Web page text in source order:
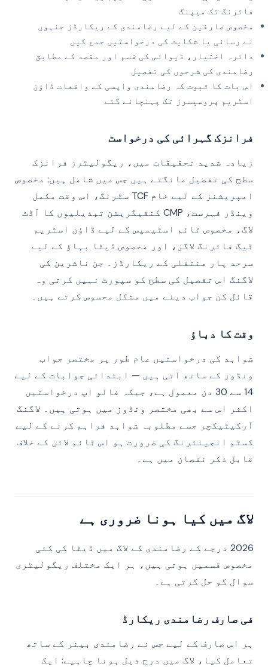
فائرنگ تک میپنگ
مخصوص صارفین کے لیے رضامندی کے ریکارڈز جنہوں
نے رسائی یا شکایت کی درخواستیں جمع کیں
دائرہ اختیار، ڈیوائس کی قسم اور مقصد کے مطابق
رضامندی کی شرحوں کی تفصیل
اس بات کا ثبوت کہ رضامندی واپسی کے واقعات ڈاؤن
اسٹریم پروسیسرز تک پہنچائے گئے
فرانزک گہرائی کی درخواست
زیادہ شدید تحقیقات میں، ریگولیٹرز فرانزک
سطح کی تفصیل مانگتے ہیں جس میں شامل ہیں: مخصوص
امپریشنز کے لیے خام TCF سٹرنگ، اس وقت مکمل
وینڈر فہرست، CMP کنفیگریشن تبدیلیوں کا آڈٹ
لاگ، مخصوص ٹائم اسٹیمپس کے لیے ڈاؤن اسٹریم
ٹیگ فائرنگ لاگز، اور مخصوص ڈیٹا بہاؤ کے لیے
سرحد پار منتقلی کے ریکارڈز۔ جن ناشرین کی
لاگنگ اس تفصیل کی سطح کو سپورٹ نہیں کرتی وہ
قائل کن جواب دینے میں مشکل محسوس کرتے ہیں۔
وقت کا دباؤ
شواہد کی درخواستیں عام طور پر مختصر جواب
ونڈوز کے ساتھ آتی ہیں — ابتدائی جوابات کے لیے
14 سے 30 دن معمول ہے، جبکہ فالو اپ درخواستیں
اکثر اس سے بھی مختصر ونڈوز میں ہوتی ہیں۔ لاگنگ
آرکیٹیکچر جسے مطلوبہ شواہد فراہم کرنے کے لیے
کسٹم انجینئرنگ کی ضرورت ہو اس ٹائم لائن کے خلاف
قابل ذکر نقصان میں ہے۔
لاگ میں کیا ہونا ضروری ہے
2026 درجے کے رضامندی کے لاگ میں ڈیٹا کی کئی
مخصوص قسمیں ہوتی ہیں، ہر ایک مختلف ریگولیٹری
سوال کو حل کرتی ہے۔
فی صارف رضامندی ریکارڈ
ہر اس صارف کے لیے جس نے رضامندی بینر کے ساتھ
تعامل کیا، لاگ میں درج ذیل ہونا چاہیے: ایک